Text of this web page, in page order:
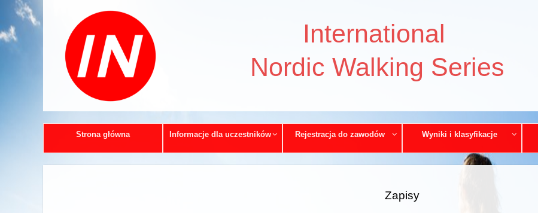
International
Nordic Walking Series
Strona główna Informacje dla uczestników Rejestracja do zawodów Wyniki i klasyfikacje
Zapisy